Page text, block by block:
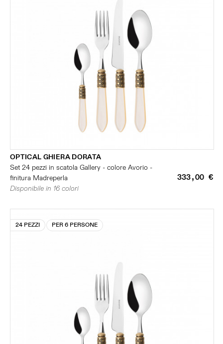
OPTICAL GHIERA DORATA
Set 24 pezzi in scatola Gallery - colore Avorio -
finitura Madreperla
333,00 €
Disponibile in 16 colori
24 PEZZI PER 6 PERSONE